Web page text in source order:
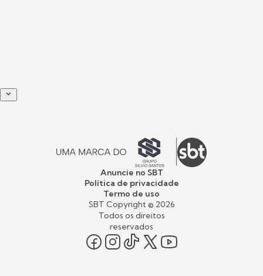
Anuncie no SBT
Política de privacidade
Termo de uso
SBT Copyright © 2026
Todos os direitos
reservados